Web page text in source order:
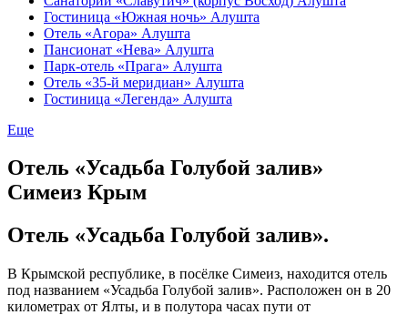
Гостиница «Южная ночь» Алушта
Отель «Агора» Алушта
Пансионат «Нева» Алушта
Парк-отель «Прага» Алушта
Отель «35-й меридиан» Алушта
Гостиница «Легенда» Алушта
Еще
Отель «Усадьба Голубой залив»
Симеиз Крым
Отель «Усадьба Голубой залив».
В Крымской республике, в посёлке Симеиз, находится отель
под названием «Усадьба Голубой залив». Расположен он в 20
километрах от Ялты, и в полутора часах пути от